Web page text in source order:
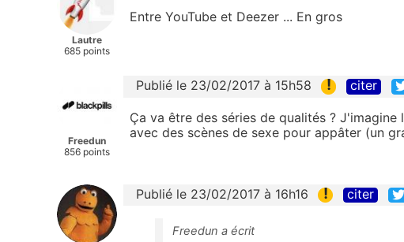
Lautre
685 points
Entre YouTube et Deezer ... En gros
Freedun
856 points
Publié le 23/02/2017 à 15h58 ! citer
Ça va être des séries de qualités ?
avec des scènes de sexe pour appâter (un
Publié le 23/02/2017 à 16h16 ! citer
Freedun a écrit